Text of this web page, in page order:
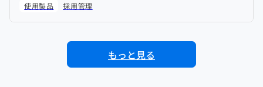
使用製品
採用管理
もっと見る